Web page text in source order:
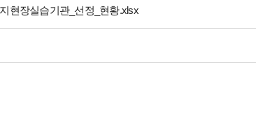
현장실습기관_선정_현황.xlsx